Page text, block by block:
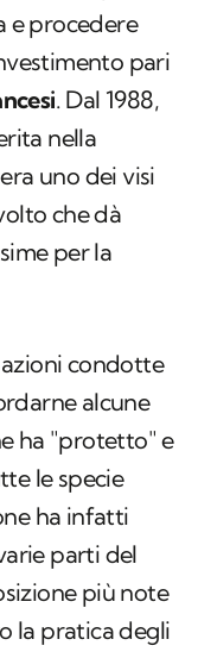
e procedere
pari
. Dal 1988,
nella
uno dei visi
che dà
per la
condotte
alcune
ha "protetto" e
le specie
ha infatti
parti del
più note
la pratica degli